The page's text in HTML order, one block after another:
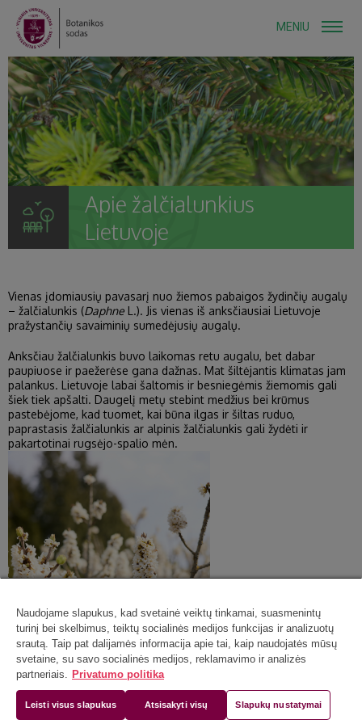
MENIU
Apie žalčialunkius
Lietuvoje
Vienas įdomiausių pavasarį nuo žiemos pabaigos žydinčių augalų
– žalčialunkis (Daphne L.). Jis vienas iš anksčiausiai Lietuvoje
pražystančių savaiminių sumedėjusių augalų.
Anksčiau žalčialunkis buvo laikomas retu augalu, bet dabar
paupiuose ir paežerėse gana dažnas. Mat šiltėjantis klimatas jam
palankus. Lietuvoje labai šaltomis ir besniegėmis žiemomis gali
šiek tiek apšalti. Daugelį metų stebint medžius bei krūmus
pastebėjome, kad tuomet, kai būna ilgas ir šiltas ruduo,
paprastasis žalčialunkis ar alpinis žalčialunkis gali žydėti ir
pakartotinai rugsėjo-spalio mėn.
Naudojame slapukus, kad svetainė veiktų tinkamai, suasmenintų
turinį bei skelbimus, teiktų socialinės medijos funkcijas ir analizuotų
srautą. Taip pat dalijamės informacija apie tai, kaip naudojatės mūsų
svetaine, su savo socialinės medijos, reklamavimo ir analizės
partneriais. Privatumo politika
Leisti visus slapukus Atsisakyti visų Slapukų nustatymai